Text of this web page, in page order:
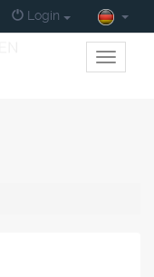
Login
Toggle
primary